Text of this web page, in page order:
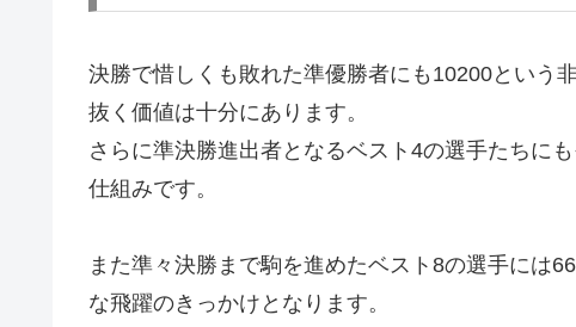
決勝で惜しくも敗れた準優勝者にも10200という
抜く価値は十分にあります。
さらに準決勝進出者となるベスト4の選手たちに
仕組みです。
また準々決勝まで駒を進めたベスト8の選手には
な飛躍のきっかけとなります。